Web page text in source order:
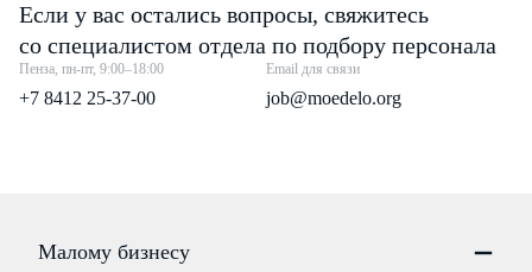
Если у вас остались вопросы, свяжитесь
со специалистом отдела по подбору персонала
Пенза, пн-пт, 9:00–18:00
+7 8412 25-37-00
Email для связи
job@moedelo.org
Малому бизнесу